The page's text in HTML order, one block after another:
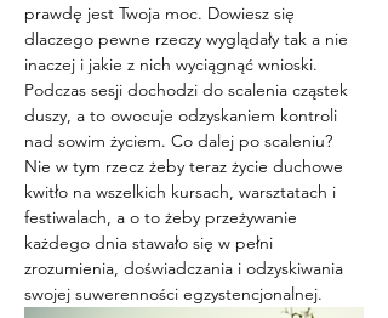
prawdę jest Twoja moc. Dowiesz się
dlaczego pewne rzeczy wyglądały tak a nie
inaczej i jakie z nich wyciągnąć wnioski.
Podczas sesji dochodzi do scalenia cząstek
duszy, a to owocuje odzyskaniem kontroli
nad sowim życiem. Co dalej po scaleniu?
Nie w tym rzecz żeby teraz życie duchowe
kwitło na wszelkich kursach, warsztatach i
festiwalach, a o to żeby przeżywanie
każdego dnia stawało się w pełni
zrozumienia, doświadczania i odzyskiwania
swojej suwerenności egzystencjonalnej.